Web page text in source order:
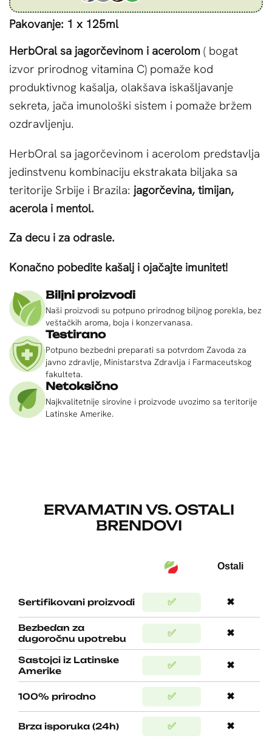
Pakovanje: 1 x 125ml
HerbOral sa jagorčevinom i acerolom ( bogat
izvor prirodnog vitamina C) pomaže kod
produktivnog kašalja, olakšava iskašljavanje
sekreta, jača imunološki sistem i pomaže bržem
ozdravljenju.
HerbOral sa jagorčevinom i acerolom predstavlja
jedinstvenu kombinaciju ekstrakata biljaka sa
teritorije Srbije i Brazila: jagorčevina, timijan,
acerola i mentol.
Za decu i za odrasle.
Konačno pobedite kašalj i ojačajte imunitet!
Biljni proizvodi
Naši proizvodi su potpuno prirodnog biljnog porekla, bez
veštačkih aroma, boja i konzervanasa.
Testirano
Potpuno bezbedni preparati sa potvrdom Zavoda za
javno zdravlje, Ministarstva Zdravlja i Farmaceutskog
fakulteta.
Netoksično
Najkvalitetnije sirovine i proizvode uvozimo sa teritorije
Latinske Amerike.
ERVAMATIN VS. OSTALI
BRENDOVI
Ostali
Sertifikovani proizvodi ✅ ✖
Bezbedan za
dugoročnu upotrebu
✅ ✖
Sastojci iz Latinske
Amerike
✅ ✖
100% prirodno ✅ ✖
Brza isporuka (24h) ✅ ✖